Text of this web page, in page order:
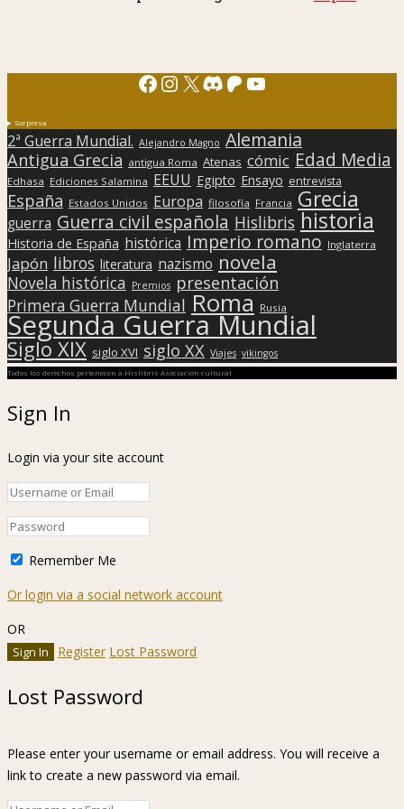
Facebook
Instagram
X Discord
Patreon
YouTube
Sorpresa
2ª Guerra Mundial. Alejandro Magno Alemania
Antigua Grecia antigua Roma Atenas cómic Edad Media
Edhasa Ediciones Salamina EEUU Egipto Ensayo entrevista
España Estados Unidos Europa filosofía Francia Grecia
guerra Guerra civil española Hislibris historia
Historia de España histórica Imperio romano Inglaterra
Japón libros literatura nazismo novela
Novela histórica Premios presentación
Primera Guerra Mundial Roma Rusia
Segunda Guerra Mundial
Siglo XIX siglo XVI siglo XX Viajes vikingos
Todos los derechos pertenecen a Hislibris Asociación cultural
Sign In
Login via your site account
Remember Me
Or login via a social network account
OR
Register Lost Password
Lost Password
Please enter your username or email address. You will receive a
link to create a new password via email.